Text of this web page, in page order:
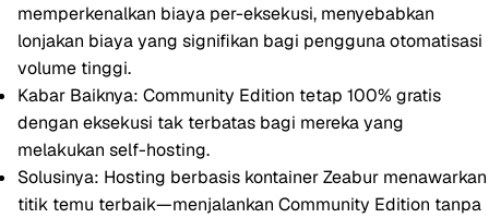
memperkenalkan biaya per-eksekusi, menyebabkan
lonjakan biaya yang signifikan bagi pengguna otomatisasi
volume tinggi.
Kabar Baiknya: Community Edition tetap 100% gratis
dengan eksekusi tak terbatas bagi mereka yang
melakukan self-hosting.
Solusinya: Hosting berbasis kontainer Zeabur menawarkan
titik temu terbaik—menjalankan Community Edition tanpa